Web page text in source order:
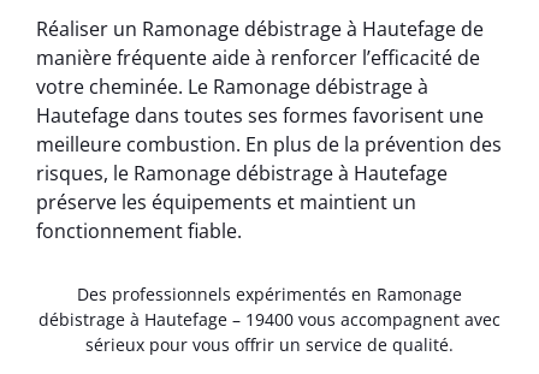
Réaliser un Ramonage débistrage à Hautefage de
manière fréquente aide à renforcer l’efficacité de
votre cheminée. Le Ramonage débistrage à
Hautefage dans toutes ses formes favorisent une
meilleure combustion. En plus de la prévention des
risques, le Ramonage débistrage à Hautefage
préserve les équipements et maintient un
fonctionnement fiable.
Des professionnels expérimentés en Ramonage
débistrage à Hautefage – 19400 vous accompagnent avec
sérieux pour vous offrir un service de qualité.